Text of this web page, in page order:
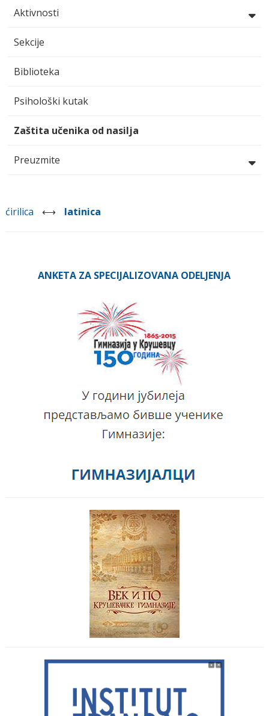
Aktivnosti
Sekcije
Biblioteka
Psihološki kutak
Zaštita učenika od nasilja
Preuzmite
ćirilica ⟷ latinica
ANKETA ZA SPECIJALIZOVANA ODELJENJA